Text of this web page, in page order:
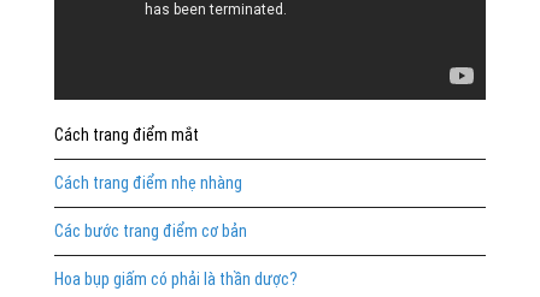
Cách trang điểm mắt
Cách trang điểm nhẹ nhàng
Các bước trang điểm cơ bản
Hoa bụp giấm có phải là thần dược?